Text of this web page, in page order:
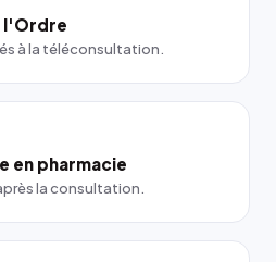
l'Ordre
à la téléconsultation.
en pharmacie
la consultation.